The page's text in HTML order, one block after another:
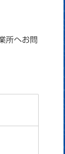
所へお問